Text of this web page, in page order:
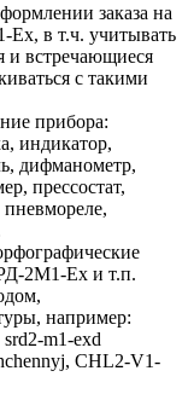
заказа на
Ех, в т.ч. учитывать
и встречающиеся
с такими
прибора:
индикатор,
дифманометр,
прессостат,
пневмореле,
2М1-Ех и т.п.
например:
m1-exd
CHL2-V1-